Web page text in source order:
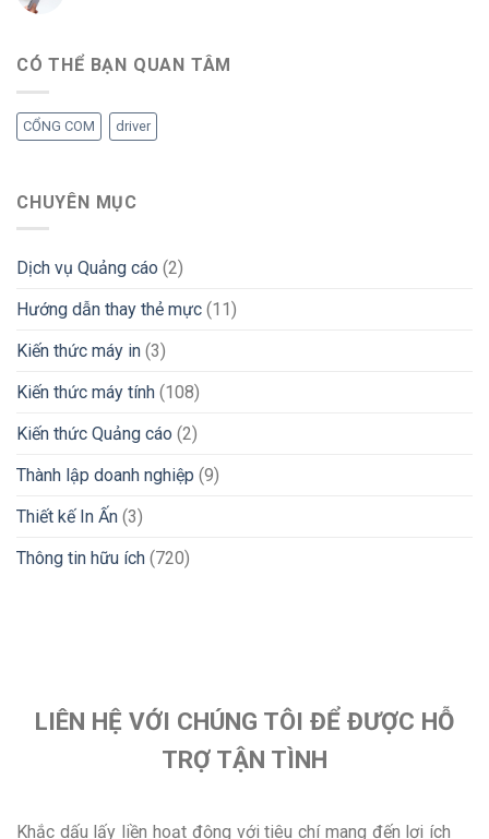
CÓ THỂ BẠN QUAN TÂM
CỔNG COM driver
CHUYÊN MỤC
Dịch vụ Quảng cáo (2)
Hướng dẫn thay thẻ mực (11)
Kiến thức máy in (3)
Kiến thức máy tính (108)
Kiến thức Quảng cáo (2)
Thành lập doanh nghiệp (9)
Thiết kế In Ấn (3)
Thông tin hữu ích (720)
LIÊN HỆ VỚI CHÚNG TÔI ĐỂ ĐƯỢC HỖ
TRỢ TẬN TÌNH
Khắc dấu lấy liền hoạt động với tiêu chí mang đến lợi ích